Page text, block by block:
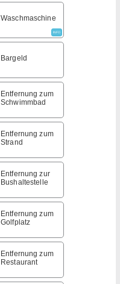
Waschmaschine
INFO
Bargeld
Entfernung zum
Schwimmbad
Entfernung zum
Strand
Entfernung zur
Bushaltestelle
Entfernung zum
Golfplatz
Entfernung zum
Restaurant